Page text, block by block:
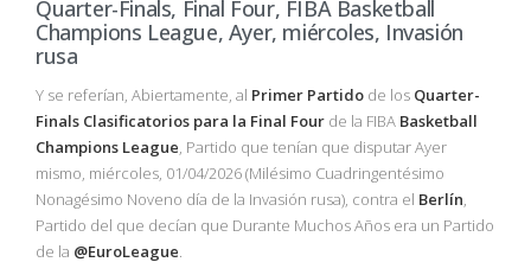
Quarter-Finals, Final Four, FIBA Basketball
Champions League, Ayer, miércoles, Invasión
rusa
Y se referían, Abiertamente, al Primer Partido de los Quarter-
Finals Clasificatorios para la Final Four de la FIBA Basketball
Champions League, Partido que tenían que disputar Ayer
mismo, miércoles, 01/04/2026 (Milésimo Cuadringentésimo
Nonagésimo Noveno día de la Invasión rusa), contra el Berlín,
Partido del que decían que Durante Muchos Años era un Partido
de la @EuroLeague.